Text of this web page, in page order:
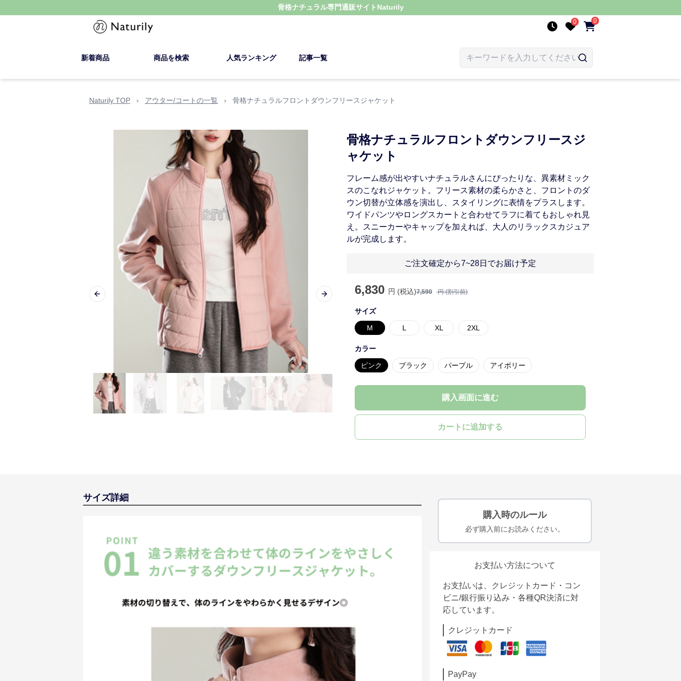
骨格ナチュラル専門通販サイト Naturily
0 0
新着商品 商品を検索 人気ランキング 記事一覧
Naturily TOP › アウター/コートの一覧 › 骨格ナチュラルフロントダウンフリースジャケット
Previous slide Next slide
骨格ナチュラルフロントダウンフリースジ
ャケット
フレーム感が出やすいナチュラルさんにぴったりな、異素材ミック
スのこなれジャケット。フリース素材の柔らかさと、フロントのダ
ウン切替が立体感を演出し、スタイリングに表情をプラスします。
ワイドパンツやロングスカートと合わせてラフに着てもおしゃれ見
え。スニーカーやキャップを加えれば、大人のリラックスカジュア
ルが完成します。
ご注文確定から7~28日でお届け予定
6,830 円 (税込)7,590 円 (割引前)
サイズ
M L XL 2XL
カラー
ピンク ブラック パープル アイボリー
購入画面に進む
カートに追加する
サイズ詳細
購入時のルール
必ず購入前にお読みください。
お支払い方法について
お支払いは、クレジットカード・コン
ビニ/銀行振り込み・各種QR決済に対
応しています。
クレジットカード
PayPay